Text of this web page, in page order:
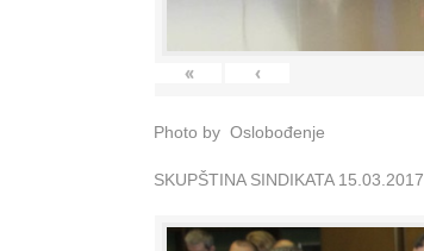
« ‹
Photo by Oslobođenje
SKUPŠTINA SINDIKATA 15.03.2017.